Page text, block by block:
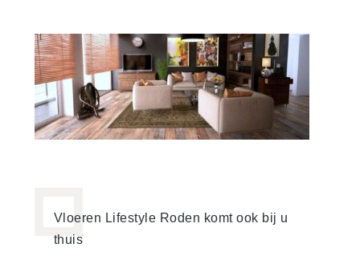
Vloeren Lifestyle Roden komt ook bij u
thuis